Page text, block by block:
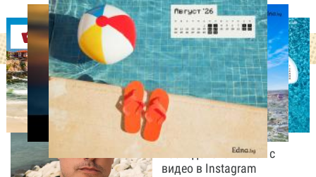
Оферти
ИЗВЕСТНИ
„Не бъдете скромни, а
пищни“: Владимир
Карамазов разсмя
последователите си с
видео в Instagram